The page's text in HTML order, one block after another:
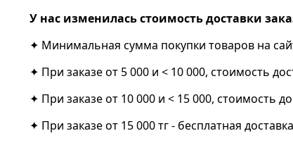
У нас изменилась стоимость доставки
✦ Минимальная сумма покупки товаров на
✦ При заказе от 5 000 и < 10 000, стоимость
✦ При заказе от 10 000 и < 15 000, стоимость
✦ При заказе от 15 000 тг - бесплатная